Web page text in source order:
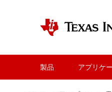
製品 アプリケ